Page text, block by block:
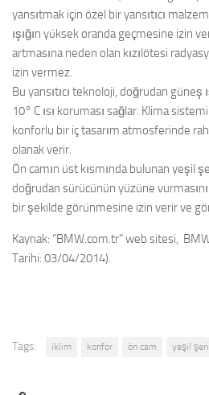
yansıtmak için özel bir yansıtıcı
ışığın yüksek oranda geçmesine izin
artmasına neden olan kızılötesi
izin vermez.
Bu yansıtıcı teknoloji, doğrudan güneş
10° C ısı koruması sağlar. Klima
konforlu bir iç tasarım atmosferinde
olanak verir.
Ön camın üst kısmında bulunan yeşil
doğrudan sürücünün yüzüne
bir şekilde görünmesine izin verir ve
Kaynak: “BMW.com.tr” web sitesi,
Tarihi: 03/04/2014).
Tags: iklim konfor ön cam yeşil